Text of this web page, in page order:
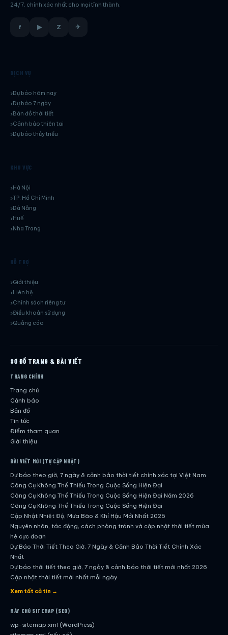
24/7, chính xác nhất cho mọi tỉnh thành.
f ▶ Z ✈
DỊCH VỤ
Dự báo hôm nay
Dự báo 7 ngày
Bản đồ thời tiết
Cảnh báo thiên tai
Dự báo thủy triều
KHU VỰC
Hà Nội
TP. Hồ Chí Minh
Dà Nẵng
Huế
Nha Trang
HỖ TRỢ
Giới thiệu
Liên hệ
Chính sách riêng tư
Điều khoản sử dụng
Quảng cáo
SƠ ĐỒ TRANG & BÀI VIẾT
TRANG CHÍNH
Trang chủ
Cảnh báo
Bản đồ
Tin tức
Điểm tham quan
Giới thiệu
BÀI VIẾT MỚI (TỰ CẬP NHẬT)
Dự báo theo giờ, 7 ngày & cảnh báo thời tiết chính xác tại Việt Nam
Công Cụ Không Thể Thiếu Trong Cuộc Sống Hiện Đại
Công Cụ Không Thể Thiếu Trong Cuộc Sống Hiện Đại Năm 2026
Công Cụ Không Thể Thiếu Trong Cuộc Sống Hiện Đại
Cập Nhật Nhiệt Độ, Mưa Bão & Khí Hậu Mới Nhất 2026
Nguyên nhân, tác động, cách phòng tránh và cập nhật thời tiết mùa
hè cực đoan
Dự Báo Thời Tiết Theo Giờ, 7 Ngày & Cảnh Báo Thời Tiết Chính Xác
Nhất
Dự báo thời tiết theo giờ, 7 ngày & cảnh báo thời tiết mới nhất 2026
Cập nhật thời tiết mới nhất mỗi ngày
Hướng dẫn đầy đủ về dự báo thời tiết hiện đại
Dự Báo Thời Tiết Theo Giờ, 7 Ngày & Cảnh Báo Thời Tiết Chính Xác
Công Cụ Không Thể Thiếu Trong Cuộc Sống Hiện Đại
Xem tất cả tin →
MÁY CHỦ SITEMAP (SEO)
wp-sitemap.xml (WordPress)